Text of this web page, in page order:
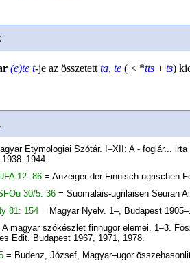
(e)te t-je az összetett ta, te ( < *ttɜ + tɜ)
Etymologiai Szótár. I–XII: A - foglár...
12: 86 = Anzeiger der Finnisch-ugrischen
30/5: 36 = Suomalais-ugrilaisen Seuran
81: 154 = Magyar Nyelv. 1–, Budapest 1905–.
A magyar szókészlet finnugor elemei. 1–3.
Edit. Budapest 1967, 1971, 1978.
= Budenz, József, Magyar–ugor